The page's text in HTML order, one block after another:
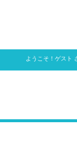
ようこそ！ ゲスト